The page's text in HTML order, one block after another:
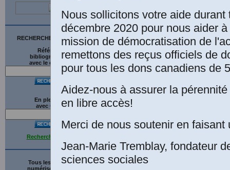
RECHERCHE SUR LE SITE
Références
bibliographiques
avec le catalogue
En plein texte
avec G gle
Recherche avancée
Tous les ouvrages
numérisés de cette
Nous sollicitons votre aide durant
décembre 2020 pour nous aider
mission de démocratisation de
remettons des reçus officiels de
pour tous les dons canadiens de
Aidez-nous à assurer la
en libre accès!
Merci de nous soutenir en faisant
Jean-Marie Tremblay, fondateur
sciences sociales